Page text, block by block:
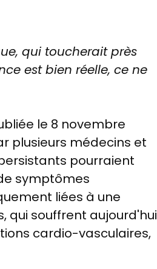
qui toucherait près
est bien réelle, ce ne
le 8 novembre
plusieurs médecins et
pourraient
symptômes
liées à une
qui souffrent aujourd'hui
cardio-vasculaires,